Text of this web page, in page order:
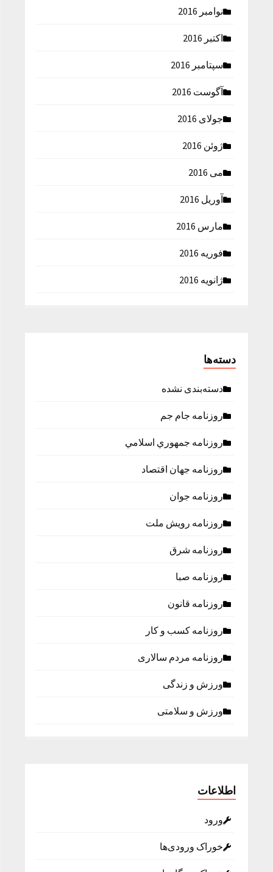
نوامبر 2016
اکتبر 2016
سپتامبر 2016
آگوست 2016
جولای 2016
ژوئن 2016
می 2016
آوریل 2016
مارس 2016
فوریه 2016
ژانویه 2016
دسته‌ها
دسته‌بندی نشده
روزنامه جام جم
روزنامه جمهوري اسلامي
روزنامه جهان اقتصاد
روزنامه جوان
روزنامه رویش ملت
روزنامه شرق
روزنامه صبا
روزنامه قانون
روزنامه كسب و كار
روزنامه مردم سالاری
ورزش و زندگی
ورزش و سلامتی
اطلاعات
ورود
خوراک ورودی‌ها